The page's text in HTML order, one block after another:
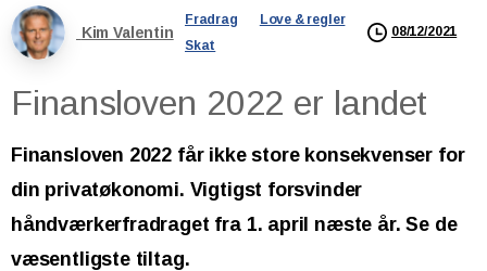
Kim Valentin
Fradrag
Love & regler
Skat
08/12/2021
Finansloven 2022 er landet
Finansloven 2022 får ikke store konsekvenser for
din privatøkonomi. Vigtigst forsvinder
håndværkerfradraget fra 1. april næste år. Se de
væsentligste tiltag.